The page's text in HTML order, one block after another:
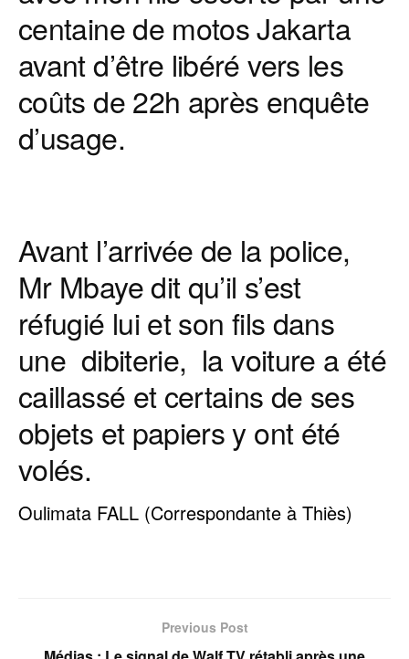
centaine de motos Jakarta
avant d’être libéré vers les
coûts de 22h après enquête
d’usage.
Avant l’arrivée de la police,
Mr Mbaye dit qu’il s’est
réfugié lui et son fils dans
une dibiterie, la voiture a été
caillassé et certains de ses
objets et papiers y ont été
volés.
Oulimata FALL (Correspondante à Thiès)
Previous Post